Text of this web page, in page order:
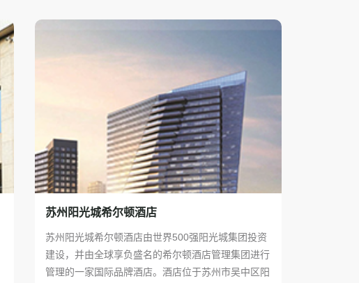
苏州阳光城希尔顿酒店
苏州阳光城希尔顿酒店由世界500强阳光城集团投资
建设，并由全球享负盛名的希尔顿酒店管理集团进行
管理的一家国际品牌酒店。酒店位于苏州市吴中区阳